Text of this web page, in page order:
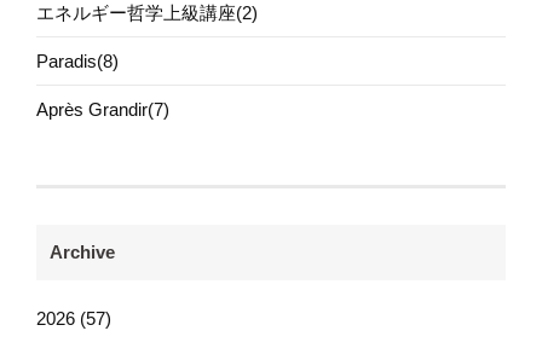
エネルギー哲学上級講座(2)
Paradis(8)
Après Grandir(7)
Archive
2026 (57)